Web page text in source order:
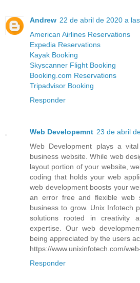
Andrew 22 de abril de 2020 a las
American Airlines Reservations
Expedia Reservations
Kayak Booking
Skyscanner Flight Booking
Booking.com Reservations
Tripadvisor Booking
Responder
Web Developemnt 23 de abril
Web Development plays a
business website. While web
layout portion of your website,
coding that holds your web
web development boosts your
an error free and flexible web
business to grow. Unix Infotech
solutions rooted in creativity
expertise. Our web
being appreciated by the users
https://www.unixinfotech.com/
Responder